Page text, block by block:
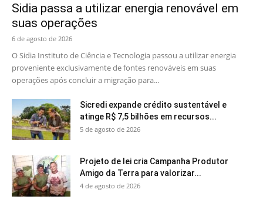
Sidia passa a utilizar energia renovável em
suas operações
6 de agosto de 2026
O Sidia Instituto de Ciência e Tecnologia passou a utilizar energia
proveniente exclusivamente de fontes renováveis em suas
operações após concluir a migração para...
Sicredi expande crédito sustentável e
atinge R$ 7,5 bilhões em recursos...
5 de agosto de 2026
Projeto de lei cria Campanha Produtor
Amigo da Terra para valorizar...
4 de agosto de 2026